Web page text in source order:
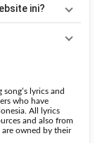
kamu
ini?
chord akan
dasar lagu.
lyrics and
who have
All lyrics
and also from
owned by their